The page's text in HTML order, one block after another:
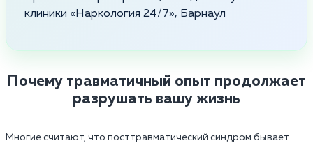
клиники «Наркология 24/7», Барнаул
Почему травматичный опыт продолжает
разрушать вашу жизнь
Многие считают, что посттравматический синдром бывает